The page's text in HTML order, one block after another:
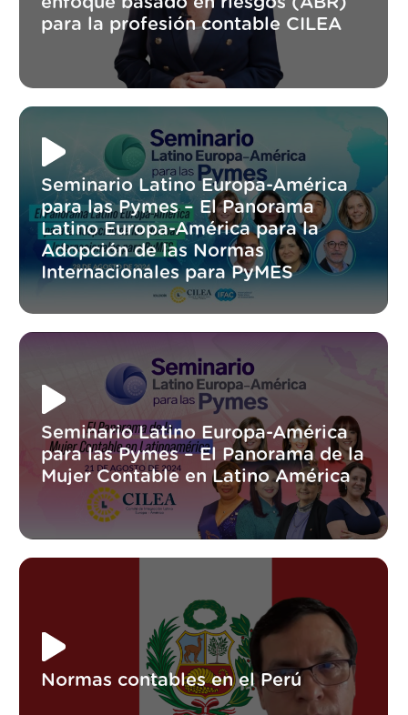
para la profesión contable CILEA
Seminario Latino Europa-América
para las Pymes – El Panorama
Latino Europa-América para la
Adopción de las Normas
Internacionales para PyMES
Seminario Latino Europa-América
para las Pymes – El Panorama de la
Mujer Contable en Latino América
Normas contables en el Perú